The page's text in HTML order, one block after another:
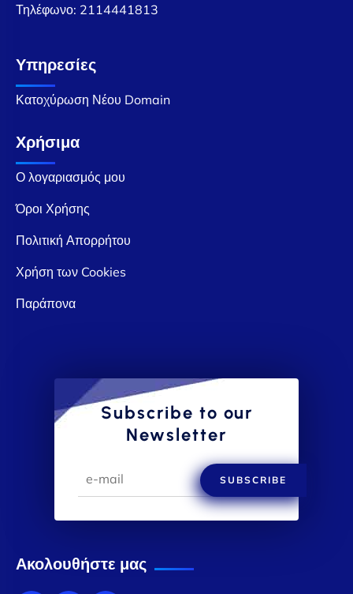
Τηλέφωνο: 2114441813
Υπηρεσίες
Κατοχύρωση Νέου Domain
Χρήσιμα
Ο λογαριασμός μου
Όροι Χρήσης
Πολιτική Απορρήτου
Χρήση των Cookies
Παράπονα
Subscribe to our
Newsletter
SUBSCRIBE
Ακολουθήστε μας